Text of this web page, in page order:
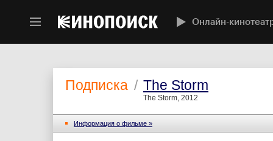
Онлайн-
Подписка / The Storm
The Storm, 2012
Информация o фильме »